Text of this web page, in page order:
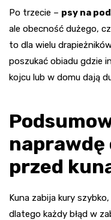
Po trzecie – psy na
ale obecność dużego,
to dla wielu
poszukać obiadu gdzie
kojcu lub w domu dają
przed
Kuna zabija kury
dlatego każdy błąd w